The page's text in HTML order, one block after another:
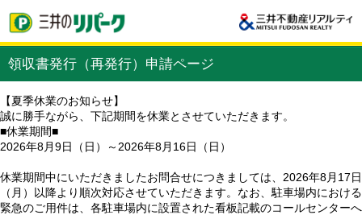
領収書発行（再発行）申請ページ
【夏季休業のお知らせ】
誠に勝手ながら、下記期間を休業とさせていただきます。
■休業期間■
2026年8月9日（日）～2026年8月16日（日）
休業期間中にいただきましたお問合せにつきましては、2026年8月17日
（月）以降より順次対応させていただきます。なお、駐車場内における
緊急のご用件は、各駐車場内に設置された看板記載のコールセンターへ